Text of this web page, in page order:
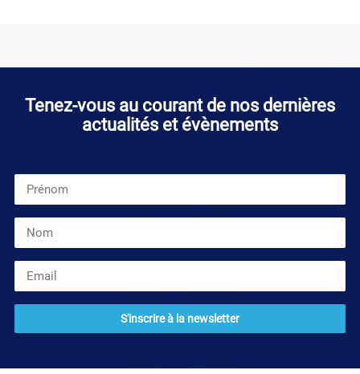
Tenez-vous au courant de nos dernières
actualités et évènements